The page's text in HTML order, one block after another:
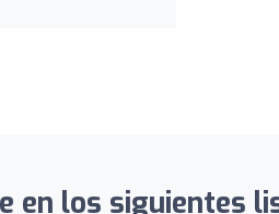
en los siguientes